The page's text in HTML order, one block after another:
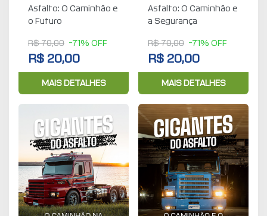
Asfalto: O Caminhão e
o Futuro
R$ 70,00 -71% OFF
R$ 20,00
MAIS DETALHES
Asfalto: O Caminhão e
a Segurança
R$ 70,00 -71% OFF
R$ 20,00
MAIS DETALHES